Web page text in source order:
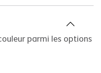
parmi les options